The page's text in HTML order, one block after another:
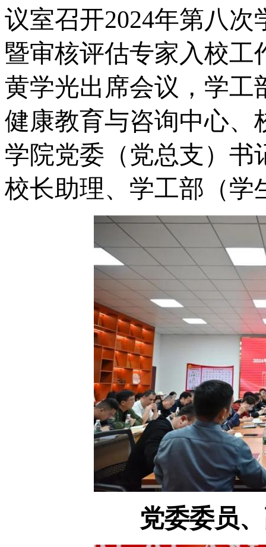
议室召开2024年第八
暨审核评估专家入校工
黄学光出席会议，学工
健康教育与咨询中心、
学院党委（党总支）书
校长助理、学工部（学
党委委员